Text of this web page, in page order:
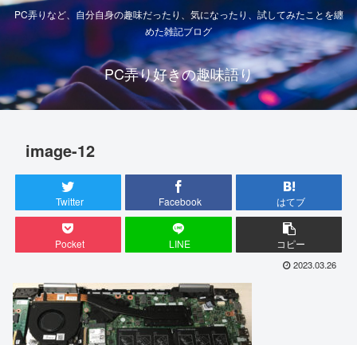
PC弄りなど、自分自身の趣味だったり、気になったり、試してみたことを纏
めた雑記ブログ
PC弄り好きの趣味語り
image-12
Twitter Facebook はてブ
Pocket LINE コピー
2023.03.26